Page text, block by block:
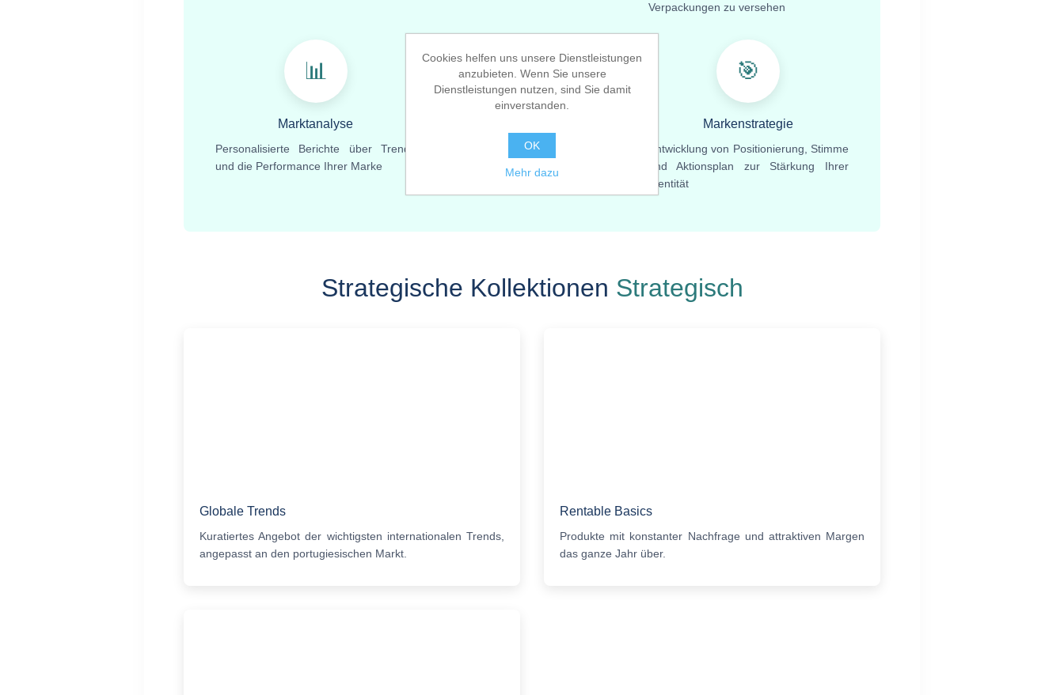
Verpackungen zu versehen
📊
Marktanalyse
Personalisierte Berichte über Trends
und die Performance Ihrer Marke
🛠️
Integrierte Plattformen für die
umfassende Verwaltung Ihrer Marke
🎯
Markenstrategie
Entwicklung von Positionierung, Stimme
und Aktionsplan zur Stärkung Ihrer
Identität
Strategische Kollektionen Strategisch
Globale Trends
Kuratiertes Angebot der wichtigsten internationalen Trends,
angepasst an den portugiesischen Markt.
Rentable Basics
Produkte mit konstanter Nachfrage und attraktiven Margen
das ganze Jahr über.
Cookies helfen uns unsere Dienstleistungen
anzubieten. Wenn Sie unsere
Dienstleistungen nutzen, sind Sie damit
einverstanden.
OK
Mehr dazu